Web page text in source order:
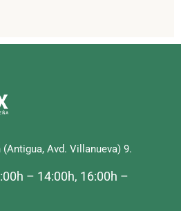
Avd. Villanueva) 9.
– 14:00h, 16:00h –